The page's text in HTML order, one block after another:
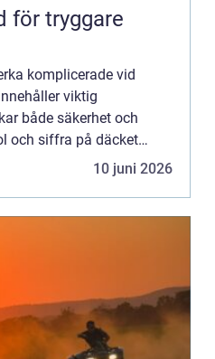
för tryggare
komplicerade vid
viktig
både säkerhet och
och siffra på däcket
10 juni 2026